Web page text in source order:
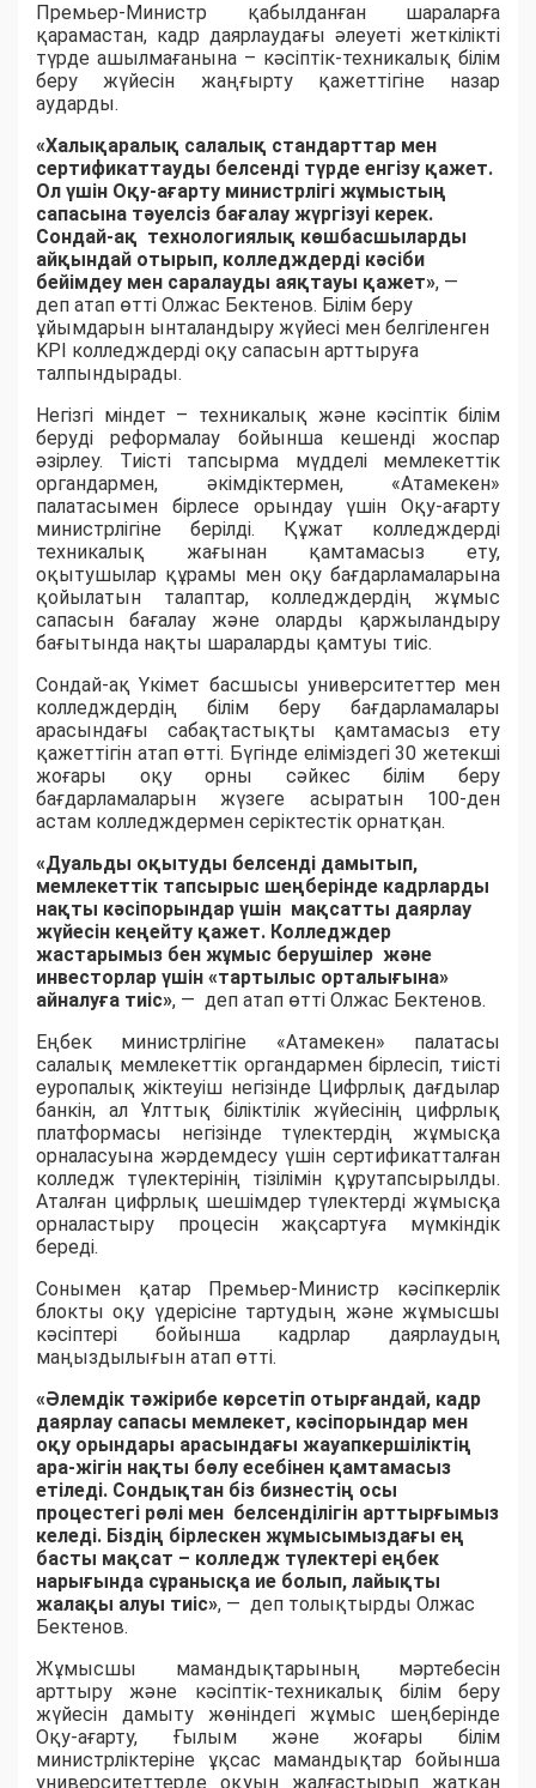
Премьер-Министр қабылданған шараларға
қарамастан, кадр даярлаудағы әлеуеті жеткілікті
түрде ашылмағанына – кәсіптік-техникалық білім
беру жүйесін жаңғырту қажеттігіне назар
аударды.
«Халықаралық салалық стандарттар мен
сертификаттауды белсенді түрде енгізу қажет.
Ол үшін Оқу-ағарту министрлігі жұмыстың
сапасына тәуелсіз бағалау жүргізуі керек.
Сондай-ақ технологиялық көшбасшыларды
айқындай отырып, колледждерді кәсіби
бейімдеу мен саралауды аяқтауы қажет», —
деп атап өтті Олжас Бектенов. Білім беру
ұйымдарын ынталандыру жүйесі мен белгіленген
KPI колледждерді оқу сапасын арттыруға
талпындырады.
Негізгі міндет – техникалық және кәсіптік білім
беруді реформалау бойынша кешенді жоспар
әзірлеу. Тиісті тапсырма мүдделі мемлекеттік
органдармен, әкімдіктермен, «Атамекен»
палатасымен бірлесе орындау үшін Оқу-ағарту
министрлігіне берілді. Құжат колледждерді
техникалық жағынан қамтамасыз ету,
оқытушылар құрамы мен оқу бағдарламаларына
қойылатын талаптар, колледждердің жұмыс
сапасын бағалау және оларды қаржыландыру
бағытында нақты шараларды қамтуы тиіс.
Сондай-ақ Үкімет басшысы университеттер мен
колледждердің білім беру бағдарламалары
арасындағы сабақтастықты қамтамасыз ету
қажеттігін атап өтті. Бүгінде еліміздегі 30 жетекші
жоғары оқу орны сәйкес білім беру
бағдарламаларын жүзеге асыратын 100-ден
астам колледждермен серіктестік орнатқан.
«Дуальды оқытуды белсенді дамытып,
мемлекеттік тапсырыс шеңберінде кадрларды
нақты кәсіпорындар үшін мақсатты даярлау
жүйесін кеңейту қажет. Колледждер
жастарымыз бен жұмыс берушілер және
инвесторлар үшін «тартылыс орталығына»
айналуға тиіс», — деп атап өтті Олжас Бектенов.
Еңбек министрлігіне «Атамекен» палатасы
салалық мемлекеттік органдармен бірлесіп, тиісті
еуропалық жіктеуіш негізінде Цифрлық дағдылар
банкін, ал Ұлттық біліктілік жүйесінің цифрлық
платформасы негізінде түлектердің жұмысқа
орналасуына жәрдемдесу үшін сертификатталған
колледж түлектерінің тізілімін құрутапсырылды.
Аталған цифрлық шешімдер түлектерді жұмысқа
орналастыру процесін жақсартуға мүмкіндік
береді.
Сонымен қатар Премьер-Министр кәсіпкерлік
блокты оқу үдерісіне тартудың және жұмысшы
кәсіптері бойынша кадрлар даярлаудың
маңыздылығын атап өтті.
«Әлемдік тәжірибе көрсетіп отырғандай, кадр
даярлау сапасы мемлекет, кәсіпорындар мен
оқу орындары арасындағы жауапкершіліктің
ара-жігін нақты бөлу есебінен қамтамасыз
етіледі. Сондықтан біз бизнестің осы
процестегі рөлі мен белсенділігін арттырғымыз
келеді. Біздің бірлескен жұмысымыздағы ең
басты мақсат – колледж түлектері еңбек
нарығында сұранысқа ие болып, лайықты
жалақы алуы тиіс», — деп толықтырды Олжас
Бектенов.
Жұмысшы мамандықтарының мәртебесін
арттыру және кәсіптік-техникалық білім беру
жүйесін дамыту жөніндегі жұмыс шеңберінде
Оқу-ағарту, Ғылым және жоғары білім
министрліктеріне ұқсас мамандықтар бойынша
университеттерде оқуын жалғастырып жатқан